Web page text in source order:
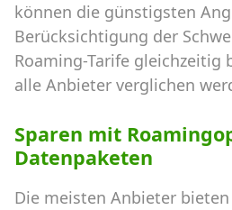
können die günstigsten
Berücksichtigung der
Roaming-Tarife gleichzeitig
alle Anbieter verglichen
Sparen mit
Datenpaketen
Die meisten Anbieter